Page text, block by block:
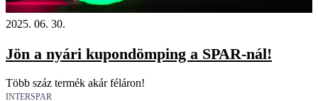
2025. 06. 30.
Jön a nyári kupondömping a SPAR-nál!
Több száz termék akár féláron!
INTERSPAR